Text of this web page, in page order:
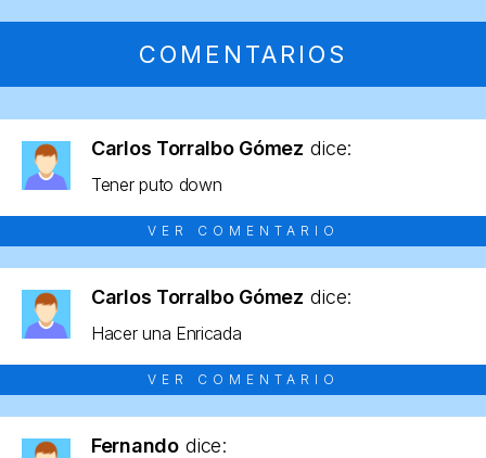
COMENTARIOS
Carlos Torralbo Gómez dice:
Tener puto down
VER COMENTARIO
Carlos Torralbo Gómez dice:
Hacer una Enricada
VER COMENTARIO
Fernando dice: